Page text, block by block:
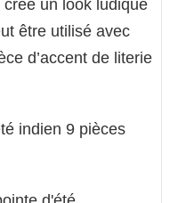
un look ludique
être utilisé avec
d’accent de literie
indien 9 pièces